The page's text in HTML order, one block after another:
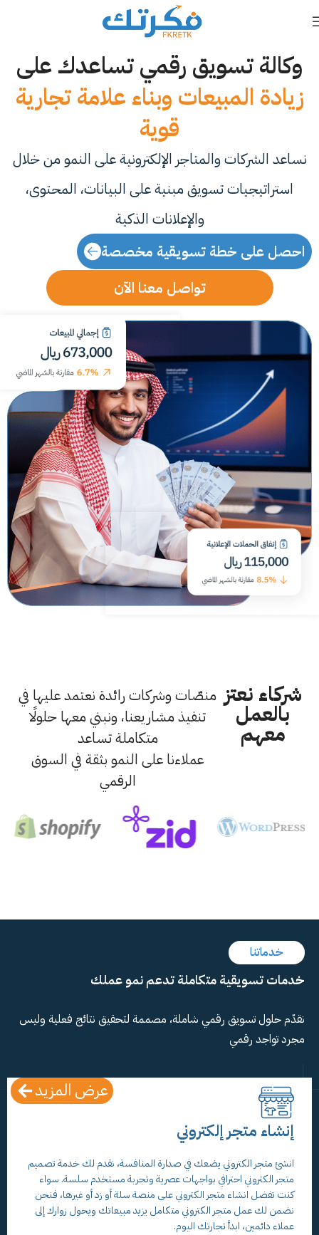
وكالة تسويق رقمي تساعدك على
زيادة المبيعات وبناء علامة تجارية
قوية
نساعد الشركات والمتاجر الإلكترونية على النمو من خلال
استراتيجيات تسويق مبنية على البيانات، المحتوى،
والإعلانات الذكية
احصل على خطة تسويقية مخصصة
تواصل معنا الآن
شركاء نعتز
بالعمل
معهم
منصّات وشركات رائدة نعتمد عليها في
تنفيذ مشاريعنا، ونبني معها حلولًا
متكاملة تساعد
عملاءنا على النمو بثقة في السوق
الرقمي
خدماتنا
خدمات تسويقية متكاملة تدعم نمو عملك
نقدّم حلول تسويق رقمي شاملة، مصممة لتحقيق نتائج فعلية وليس
مجرد تواجد رقمي
عرض المزيد
إنشاء متجر إلكتروني
انشئ متجر الكتروني يضعك في صدارة المنافسة، نقدم لك خدمة تصميم
متجر الكتروني احترافي بواجهات عصرية وتجربة مستخدم سلسة. سواء
كنت تفضل انشاء متجر الكتروني على منصة سلة أو زد أو غيرها، فنحن
نضمن لك عمل متجر الكتروني متكامل يزيد مبيعاتك ويحول زوارك إلى
عملاء دائمين، ابدأ تجارتك اليوم.